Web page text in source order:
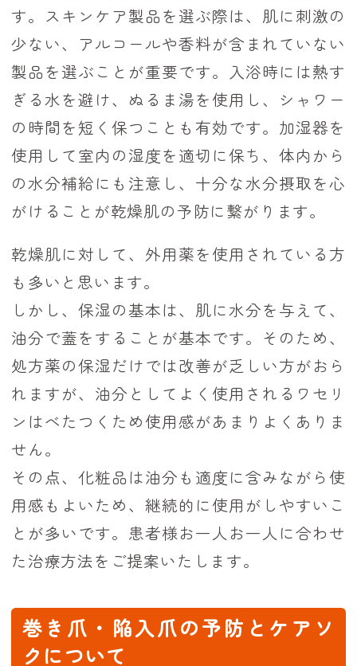
す。スキンケア製品を選ぶ際は、肌に刺激の
少ない、アルコールや香料が含まれていない
製品を選ぶことが重要です。入浴時には熱す
ぎる水を避け、ぬるま湯を使用し、シャワー
の時間を短く保つことも有効です。加湿器を
使用して室内の湿度を適切に保ち、体内から
の水分補給にも注意し、十分な水分摂取を心
がけることが乾燥肌の予防に繋がります。
乾燥肌に対して、外用薬を使用されている方
も多いと思います。
しかし、保湿の基本は、肌に水分を与えて、
油分で蓋をすることが基本です。そのため、
処方薬の保湿だけでは改善が乏しい方がおら
れますが、油分としてよく使用されるワセリ
ンはべたつくため使用感があまりよくありま
せん。
その点、化粧品は油分も適度に含みながら使
用感もよいため、継続的に使用がしやすいこ
とが多いです。 患者様お一人お一人に合わせ
た治療方法をご提案いたします。
巻き爪・陥入爪の予防とケアソ
クについて